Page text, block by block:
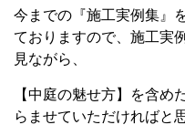
今までの『施工実例集』
ておりますので、施工実
見ながら、
【中庭の魅せ方】を含め
らませていただければと